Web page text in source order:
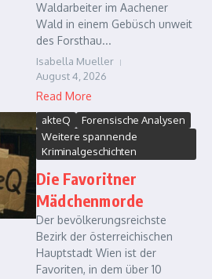
Waldarbeiter im Aachener
Wald in einem Gebüsch unweit
des Forsthau...
Isabella Mueller
August 4, 2026
Read More
akteQ
Forensische Analysen
Weitere spannende
Kriminalgeschichten
Die Favoritner
Mädchenmorde
Der bevölkerungsreichste
Bezirk der österreichischen
Hauptstadt Wien ist der
Favoriten, in dem über 10